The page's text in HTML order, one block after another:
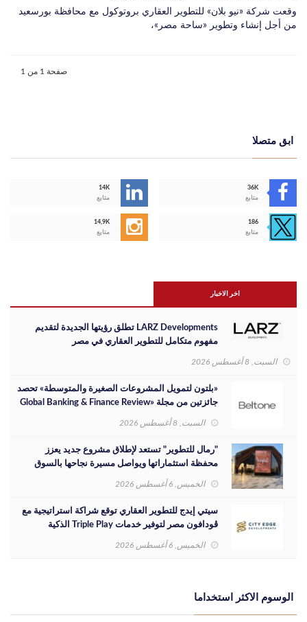
وقعت شركة «نيو بلان» للتطوير العقاري بروتوكول مع محافظة بورسعيد
من أجل إنشاء وتطوير «ساحة مصر»،
صفحة 1 من 1
ابق متصلا
14K
متابع
36K
متابع
14,9K
متابع
186
متابع
اخر الاخبار
LARZ Developments تطلق رؤيتها الجديدة لتقديم
مفهوم متكامل للتطوير العقاري في مصر
السبت, 8 أغسطس 2026
«بلتون لتمويل المشروعات الصغيرة والمتوسطة» تحصد
جائزتين من مجلة «Global Banking & Finance Review
السبت, 8 أغسطس 2026
"رمال للتطوير" تستعد لإطلاق مشروع جديد يعزز
محفظة استثماراتها ويواصل مسيرة نجاحها بالسوق
الخميس, 6 أغسطس 2026
سيتي إيدج للتطوير العقاري توقع شراكة استراتيجية مع
ڤودافون مصر لتوفير خدمات Triple Play الذكية
بمشروع داون تاون بمدينة العلمين الجديدة
الخميس, 6 أغسطس 2026
الوسوم الاكثر استخداما